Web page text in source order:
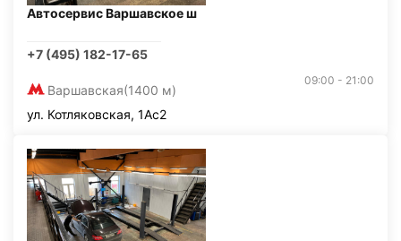
Автосервис Варшавское ш
+7 (495) 182-17-65
Варшавская(1400 м)
09:00 - 21:00
ул. Котляковская, 1Ас2